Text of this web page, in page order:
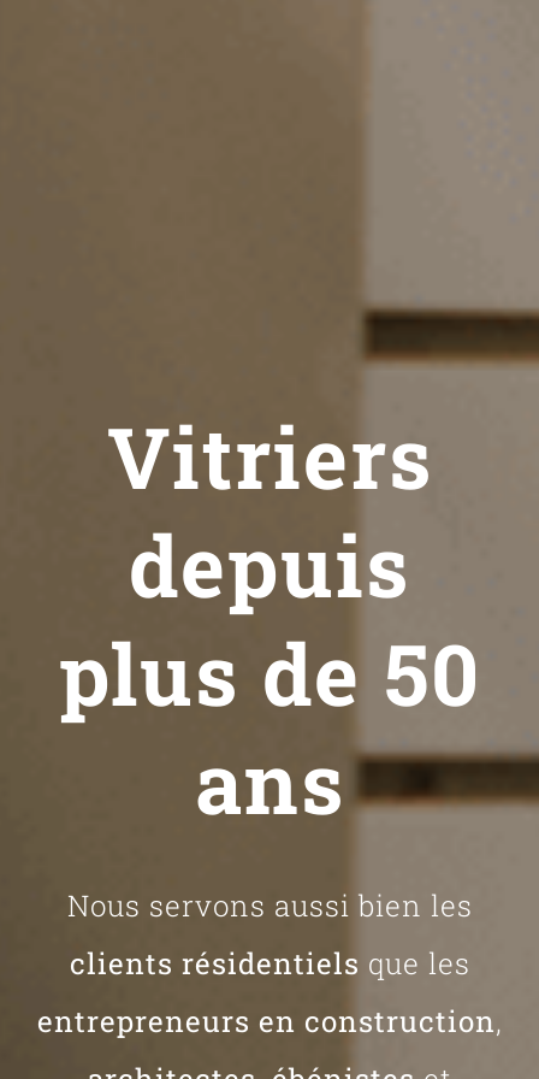
Vitriers
depuis
plus de 50
ans
Nous servons aussi bien les
clients résidentiels que les
entrepreneurs en construction,